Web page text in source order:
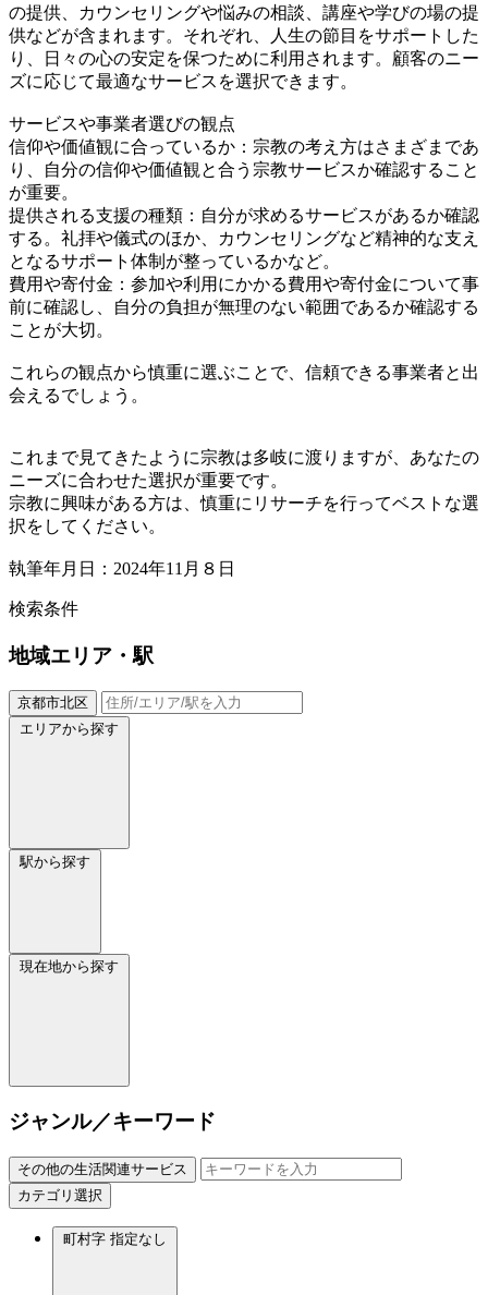
の提供、カウンセリングや悩みの相談、講座や学びの場の提
供などが含まれます。それぞれ、人生の節目をサポートした
り、日々の心の安定を保つために利用されます。顧客のニー
ズに応じて最適なサービスを選択できます。
サービスや事業者選びの観点
信仰や価値観に合っているか：宗教の考え方はさまざまであ
り、自分の信仰や価値観と合う宗教サービスか確認すること
が重要。
提供される支援の種類：自分が求めるサービスがあるか確認
する。礼拝や儀式のほか、カウンセリングなど精神的な支え
となるサポート体制が整っているかなど。
費用や寄付金：参加や利用にかかる費用や寄付金について事
前に確認し、自分の負担が無理のない範囲であるか確認する
ことが大切。
これらの観点から慎重に選ぶことで、信頼できる事業者と出
会えるでしょう。
これまで見てきたように宗教は多岐に渡りますが、あなたの
ニーズに合わせた選択が重要です。
宗教に興味がある方は、慎重にリサーチを行ってベストな選
択をしてください。
執筆年月日：2024年11月８日
検索条件
地域エリア・駅
京都市北区
エリアから探す
駅から探す
現在地から探す
ジャンル／キーワード
その他の生活関連サービス
カテゴリ選択
町村字 指定なし